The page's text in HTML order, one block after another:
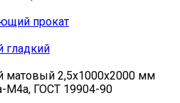
прокат
2,5х1000х2000 мм
М4а, ГОСТ 19904-90